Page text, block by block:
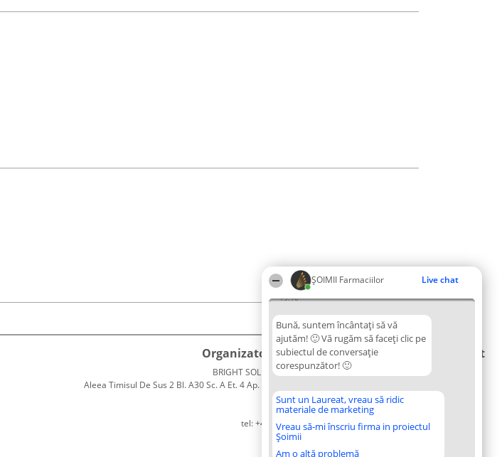
ŞOIMII Farmaciilor Live chat
19:10
Bună, suntem încântați să vă
ajutăm! 🙂 Vă rugăm să faceți clic pe
subiectul de conversație
corespunzător! 🙂
Sunt un Laureat, vreau să ridic
materiale de marketing
Vreau să-mi înscriu firma in proiectul
Șoimii
Am o altă problemă
Organizator Ranking
BRIGHT SOLUTIONS BR SRL
Aleea Timisul De Sus 2 Bl. A30 Sc. A Et. 4 Ap. 13 Cod 061952
București
CUI 36737675
tel: +40 770 990 492
Plebiscyt
Tuturor
Laureaților
Reguli
Contact